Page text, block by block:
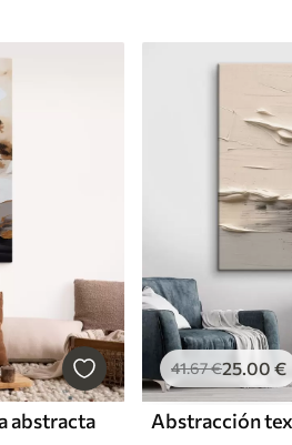
abstracta
41.67€25.00 €